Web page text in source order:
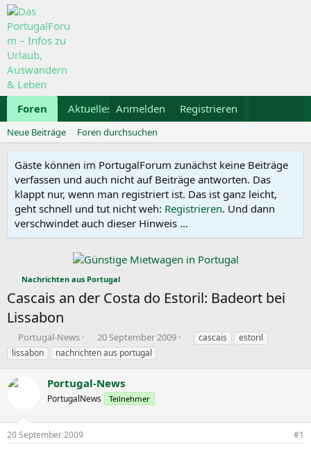
Foren Aktuelles Galerie Kalender
Anmelden Registrieren
Neue Beiträge Foren durchsuchen
Gäste können im PortugalForum zunächst keine Beiträge
verfassen und auch nicht auf Beiträge antworten. Das
klappt nur, wenn man registriert ist. Das ist ganz leicht,
geht schnell und tut nicht weh: Registrieren. Und dann
verschwindet auch dieser Hinweis ...
Nachrichten aus Portugal
Cascais an der Costa do Estoril: Badeort bei
Lissabon
E
r
s
e
e
r
Portugal-News
E
r
s
e
l
t
20 September 2009
S
o
cascais
estoril
lissabon
nachrichten aus portugal
Portugal-News
PortugalNews Teilnehmer
20 September 2009 #1